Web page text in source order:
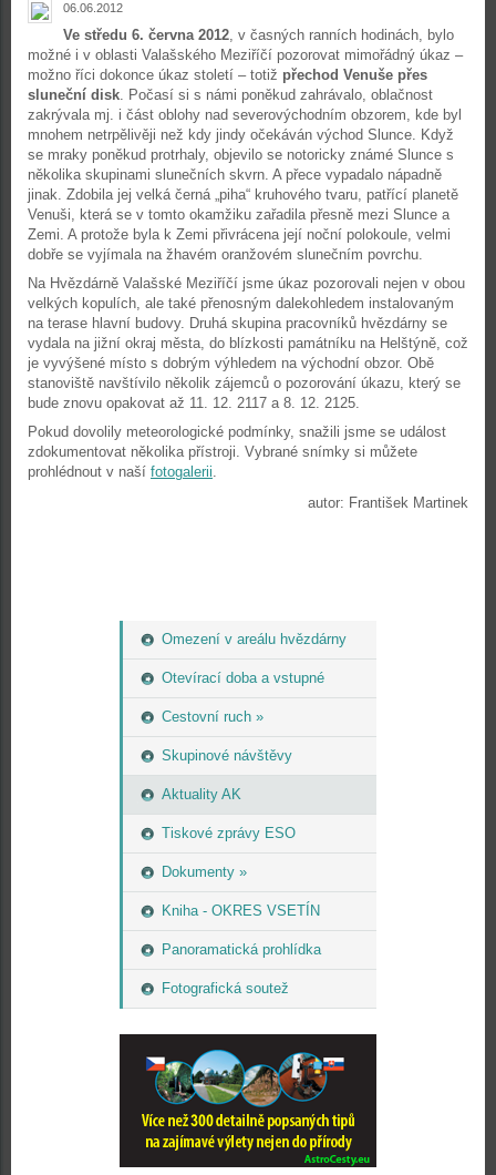
Omezení v areálu hvězdárny
Otevírací doba a vstupné
Cestovní ruch »
Skupinové návštěvy
Aktuality AK
Tiskové zprávy ESO
Dokumenty »
Kniha - OKRES VSETÍN
Panoramatická prohlídka
Fotografická soutež
06.06.2012
Ve středu 6. června 2012, v časných ranních hodinách, bylo
možné i v oblasti Valašského Meziříčí pozorovat mimořádný úkaz –
možno říci dokonce úkaz století – totiž přechod Venuše přes
sluneční disk. Počasí si s námi poněkud zahrávalo, oblačnost
zakrývala mj. i část oblohy nad severovýchodním obzorem, kde byl
mnohem netrpělivěji než kdy jindy očekáván východ Slunce. Když
se mraky poněkud protrhaly, objevilo se notoricky známé Slunce s
několika skupinami slunečních skvrn. A přece vypadalo nápadně
jinak. Zdobila jej velká černá „piha“ kruhového tvaru, patřící planetě
Venuši, která se v tomto okamžiku zařadila přesně mezi Slunce a
Zemi. A protože byla k Zemi přivrácena její noční polokoule, velmi
dobře se vyjímala na žhavém oranžovém slunečním povrchu.
Na Hvězdárně Valašské Meziříčí jsme úkaz pozorovali nejen v obou
velkých kopulích, ale také přenosným dalekohledem instalovaným
na terase hlavní budovy. Druhá skupina pracovníků hvězdárny se
vydala na jižní okraj města, do blízkosti památníku na Helštýně, což
je vyvýšené místo s dobrým výhledem na východní obzor. Obě
stanoviště navštívilo několik zájemců o pozorování úkazu, který se
bude znovu opakovat až 11. 12. 2117 a 8. 12. 2125.
Pokud dovolily meteorologické podmínky, snažili jsme se událost
zdokumentovat několika přístroji. Vybrané snímky si můžete
prohlédnout v naší fotogalerii.
autor: František Martinek